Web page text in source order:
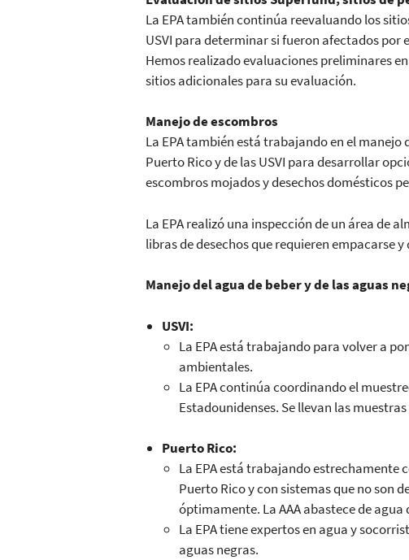
La EPA también continúa reevaluando los
USVI para determinar si fueron afectados
Hemos realizado evaluaciones preliminares
sitios adicionales para su evaluación.
Manejo de escombros
La EPA también está trabajando en el manejo
Puerto Rico y de las USVI para desarrollar
escombros mojados y desechos domésticos
La EPA realizó una inspección de un área de
libras de desechos que requieren empacarse y
Manejo del agua de beber y de las aguas
USVI:
La EPA está trabajando para volver a
ambientales.
La EPA continúa coordinando el
Estadounidenses. Se llevan las
Puerto Rico:
La EPA está trabajando estrechamente
Puerto Rico y con sistemas que no son
óptimamente. La AAA abastece de agua
La EPA tiene expertos en agua y
aguas negras.